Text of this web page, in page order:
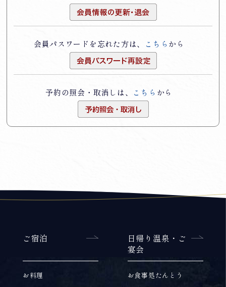
会員パスワードを忘れた方は、 こちら から
予約の照会・取消しは、 こちら から
ご宿泊
お料理
日帰り温泉・ご
宴会
お食事処たんとう